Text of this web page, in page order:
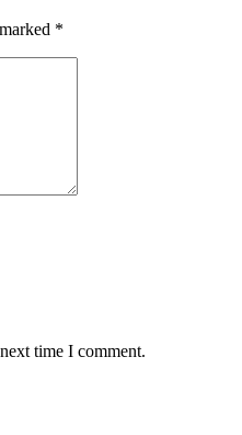
*
time I comment.